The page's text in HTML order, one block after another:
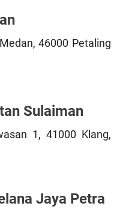
46000 Petaling
Sulaiman
1, 41000 Klang,
Jaya Petra